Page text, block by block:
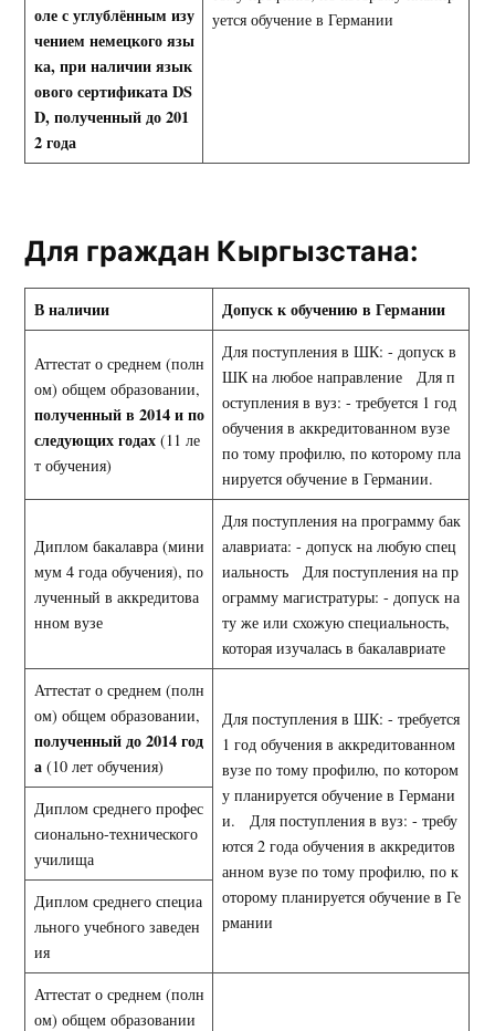
уется обучение в Германии
оле с углублённым изу
чением немецкого язы
ка, при наличииязык
ового сертификатаDS
D, полученный до 201
2 года
Для граждан Кыргызстана:
В наличии Допуск к обучению в Германии
Аттестат о среднем (полн
ом) общем образовании,
полученный в 2014 и по
следующих годах (11 ле
т обучения)
Для поступления в ШК: - допуск в
ШК на любое направление Для п
оступления в вуз: - требуется 1 год
обучения в аккредитованном вузе
по тому профилю, по которому пла
нируется обучение в Германии.
Диплом бакалавра (мини
мум 4 года обучения), по
лученный в аккредитова
нном вузе
Для поступления на программу бак
алавриата: - допуск на любую спец
иальность Для поступления на пр
ограмму магистратуры: - допуск на
ту же или схожую специальность,
которая изучалась в бакалавриате
Аттестат о среднем (полн
ом) общем образовании,
полученный до 2014 год
а (10 лет обучения)
Для поступления в ШК: - требуется
1 год обучения в аккредитованном
вузе по тому профилю, по котором
у планируется обучение в Германи
и. Для поступления в вуз: - требу
ются 2 года обучения в аккредитов
анном вузе по тому профилю, по к
оторому планируется обучение в Ге
рмании
Диплом среднего профес
сионально-технического
училища
Диплом среднего специа
льного учебного заведен
ия
Аттестат о среднем (полн
ом) общем образовании